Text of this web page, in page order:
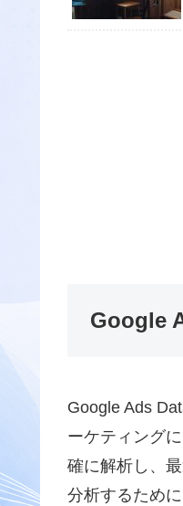
Google
Google Ads
ーケティング
確に解析し、
分析するため